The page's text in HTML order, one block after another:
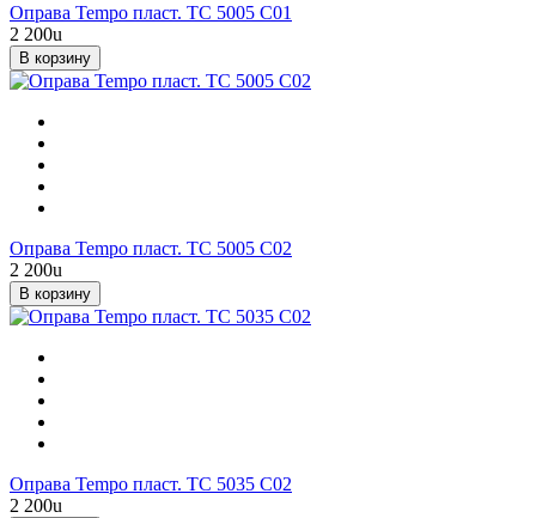
Оправа Tempo пласт. TC 5005 C01
2 200u
В корзину
Оправа Tempo пласт. TC 5005 C02
2 200u
В корзину
Оправа Tempo пласт. TC 5035 C02
2 200u